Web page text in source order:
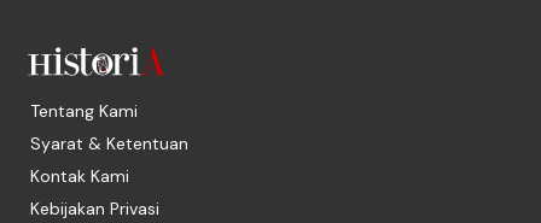
Tentang Kami
Syarat & Ketentuan
Kontak Kami
Kebijakan Privasi